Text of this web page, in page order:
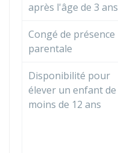
après l'âge de 3 ans
Congé de présence
parentale
Disponibilité pour
élever un enfant de
moins de 12 ans